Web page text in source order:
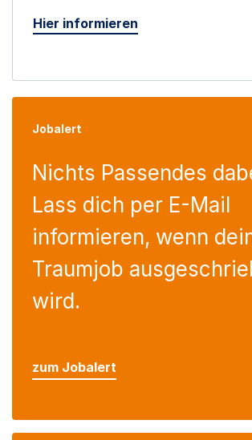
Hier informieren
Jobalert
Nichts Passendes
Lass dich per E-Mail
informieren, wenn
Traumjob
wird.
zum Jobalert